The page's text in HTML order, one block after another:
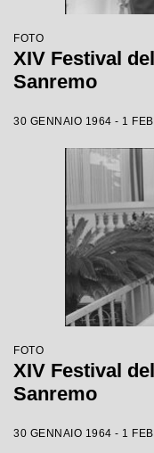
FOTO
XIV Festival
Sanremo
30 GENNAIO 1964 - 1
FOTO
XIV Festival
Sanremo
30 GENNAIO 1964 - 1